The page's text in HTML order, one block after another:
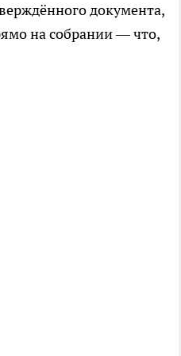
документа,
на собрании — что,